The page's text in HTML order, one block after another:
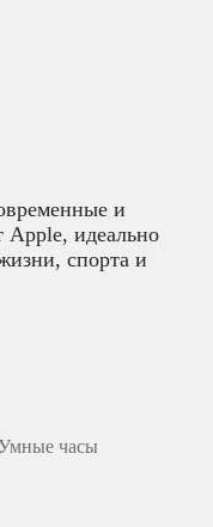
и
Apple, идеально
спорта и
часы